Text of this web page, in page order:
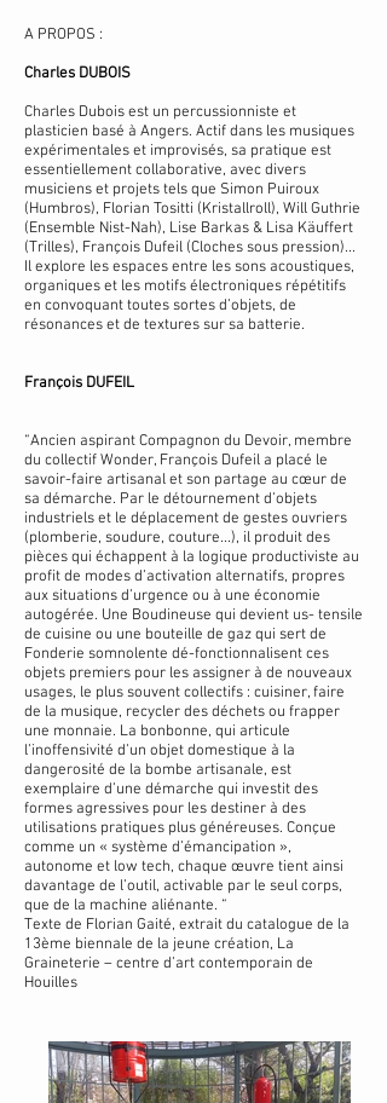
A PROPOS :
Charles DUBOIS
Charles Dubois est un percussionniste et
plasticien basé à Angers. Actif dans les musiques
expérimentales et improvisés, sa pratique est
essentiellement collaborative, avec divers
musiciens et projets tels que Simon Puiroux
(Humbros), Florian Tositti (Kristallroll), Will Guthrie
(Ensemble Nist-Nah), Lise Barkas & Lisa Käuffert
(Trilles), François Dufeil (Cloches sous pression)...
Il explore les espaces entre les sons acoustiques,
organiques et les motifs électroniques répétitifs
en convoquant toutes sortes d’objets, de
résonances et de textures sur sa batterie.
François DUFEIL
“Ancien aspirant Compagnon du Devoir, membre
du collectif Wonder, François Dufeil a placé le
savoir-faire artisanal et son partage au cœur de
sa démarche. Par le détournement d’objets
industriels et le déplacement de gestes ouvriers
(plomberie, soudure, couture...), il produit des
pièces qui échappent à la logique productiviste au
profit de modes d’activation alternatifs, propres
aux situations d’urgence ou à une économie
autogérée. Une Boudineuse qui devient us- tensile
de cuisine ou une bouteille de gaz qui sert de
Fonderie somnolente dé-fonctionnalisent ces
objets premiers pour les assigner à de nouveaux
usages, le plus souvent collectifs : cuisiner, faire
de la musique, recycler des déchets ou frapper
une monnaie. La bonbonne, qui articule
l’inoffensivité d’un objet domestique à la
dangerosité de la bombe artisanale, est
exemplaire d’une démarche qui investit des
formes agressives pour les destiner à des
utilisations pratiques plus généreuses. Conçue
comme un « système d’émancipation »,
autonome et low tech, chaque œuvre tient ainsi
davantage de l’outil, activable par le seul corps,
que de la machine aliénante. “
Texte de Florian Gaité, extrait du catalogue de la
13ème biennale de la jeune création, La
Graineterie – centre d’art contemporain de
Houilles